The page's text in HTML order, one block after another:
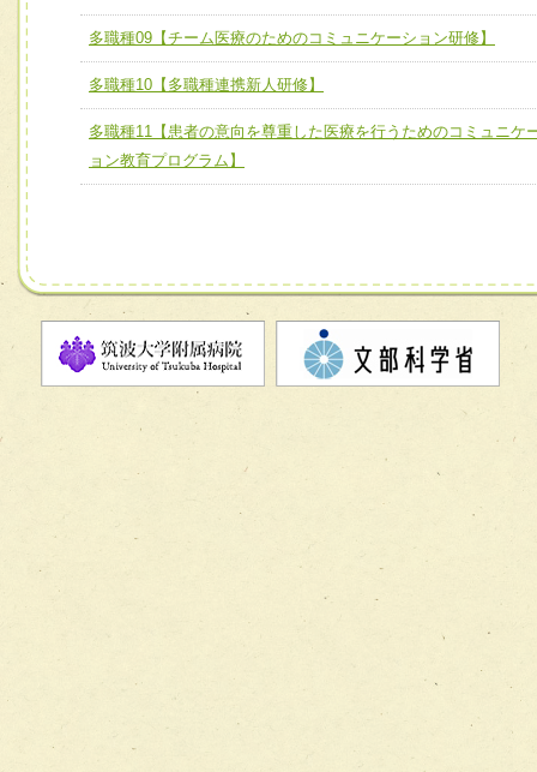
チーム07【病院職員に対する院内感染対策教育チーム】
チーム08【地域関係機関と連携した小児リハビリテーショ
チーム】
チーム09【術前から始める周術期リハビリテーションチー
ム】
チーム11【摂食・嚥下サポートチーム】
チーム12【こどもの食育支援チーム】
チーム13【非がんに対する緩和ケアチーム】
多職種09【チーム医療のためのコミュニケーション研修】
多職種10【多職種連携新人研修】
多職種11【患者の意向を尊重した医療を行うためのコミュニケ
ョン教育プログラム】